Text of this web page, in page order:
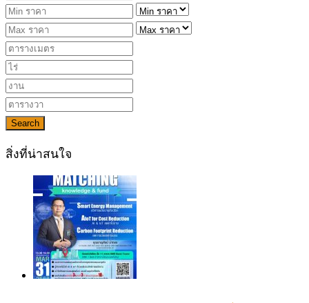
Search
สิ่งที่น่าสนใจ